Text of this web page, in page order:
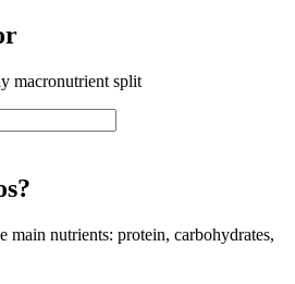
macronutrient split
main nutrients: protein, carbohydrates,